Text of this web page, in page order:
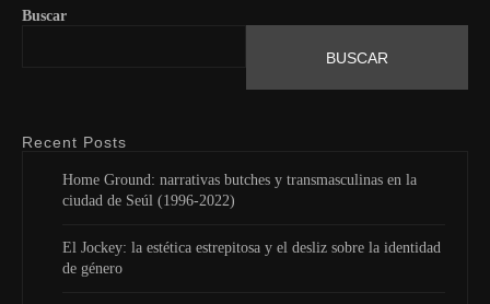
Buscar
BUSCAR
Recent Posts
Home Ground: narrativas butches y transmasculinas en la
ciudad de Seúl (1996-2022)
El Jockey: la estética estrepitosa y el desliz sobre la identidad
de género